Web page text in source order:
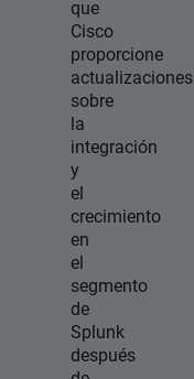
que
Cisco
proporcione
actualizaciones
sobre
la
integración
y
el
crecimiento
en
el
segmento
de
Splunk
después